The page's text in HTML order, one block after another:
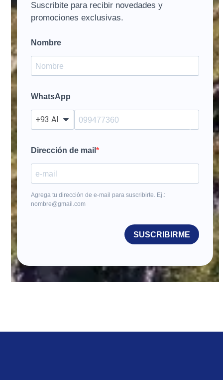
Suscribite para recibir novedades y
promociones exclusivas.
Nombre
WhatsApp
?
Dirección de mail
Agrega tu dirección de e-mail para suscribirte. Ej.:
nombre@gmail.com
SUSCRIBIRME